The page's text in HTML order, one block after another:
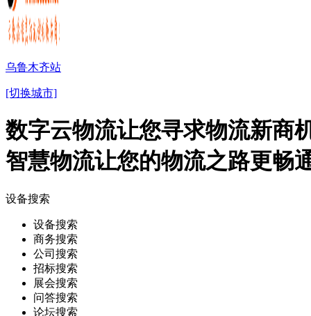
乌鲁木齐站
[切换城市]
数字云物流让您寻求物流新商
智慧物流让您的物流之路更畅
设备搜索
设备搜索
商务搜索
公司搜索
招标搜索
展会搜索
问答搜索
论坛搜索